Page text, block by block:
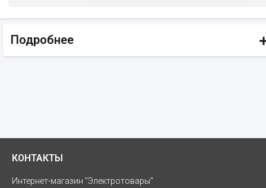
Подробнее
КОНТАКТЫ
Интернет-магазин "Электротовары"